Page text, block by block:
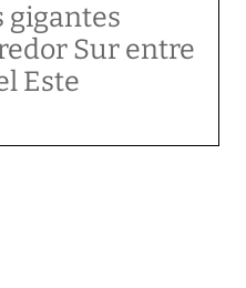
gigantes
Sur entre
Este